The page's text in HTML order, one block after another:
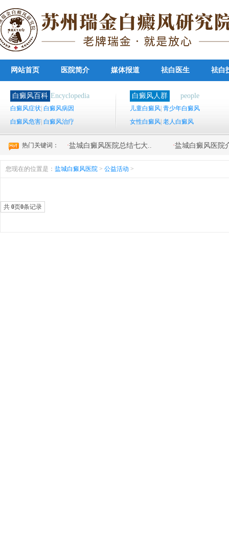
网站首页 医院简介 媒体报道 祛白医生 祛白
白癜风百科 Encyclopedia
白癜风症状 白癜风病因
白癜风危害 白癜风治疗
白癜风人群 people
儿童白癜风 青少年白癜风
女性白癜风 老人白癜风
热门关键词： ·盐城白癜风医院总结七大.. ·盐城白癜风医院
您现在的位置是： 盐城白癜风医院 > 公益活动 >
共 0页0条记录